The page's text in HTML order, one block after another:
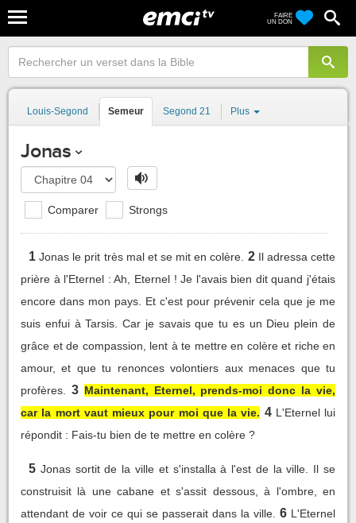
FAIRE
UN DON
Louis-Segond Semeur Segond 21 Plus
Jonas
Comparer Strongs
1 Jonas le prit très mal et se mit en colère. 2 Il adressa cette
prière à l'Eternel : Ah, Eternel ! Je l'avais bien dit quand j'étais
encore dans mon pays. Et c'est pour prévenir cela que je me
suis enfui à Tarsis. Car je savais que tu es un Dieu plein de
grâce et de compassion, lent à te mettre en colère et riche en
amour, et que tu renonces volontiers aux menaces que tu
profères.
3 Maintenant, Eternel, prends-moi donc la vie,
car la mort vaut mieux pour moi que la vie. 4 L'Eternel lui
répondit : Fais-tu bien de te mettre en colère ?
5 Jonas sortit de la ville et s'installa à l'est de la ville. Il se
construisit là une cabane et s'assit dessous, à l'ombre, en
attendant de voir ce qui se passerait dans la ville. 6 L'Eternel